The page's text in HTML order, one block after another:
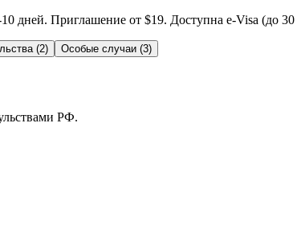
дней. Приглашение от $19. Доступна e-Visa (до 30
(2) Особые случаи (3)
РФ.